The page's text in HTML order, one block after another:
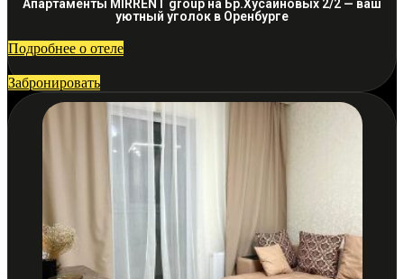
Апартаменты MIRRENT group на Бр.Хусаиновых 2/2 — ваш
уютный уголок в Оренбурге
Подробнее о отеле
Забронировать